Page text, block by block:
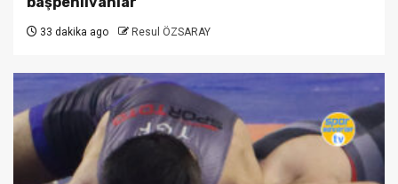
33 dakika ago Resul ÖZSARAY